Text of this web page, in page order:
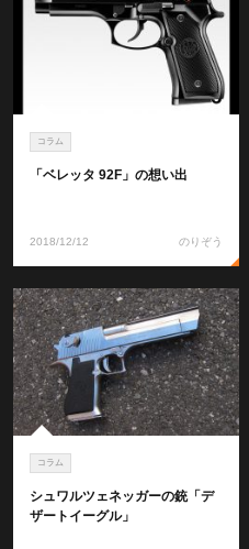
コラム
「ベレッタ 92F」の想い出
2018/12/12 のりぞう
コラム
シュワルツェネッガーの銃「デ
ザートイーグル」